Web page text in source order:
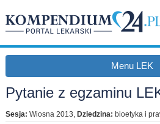
Menu LEK
Pytanie z egzaminu
Sesja: Wiosna 2013, Dziedzina: bioetyka i